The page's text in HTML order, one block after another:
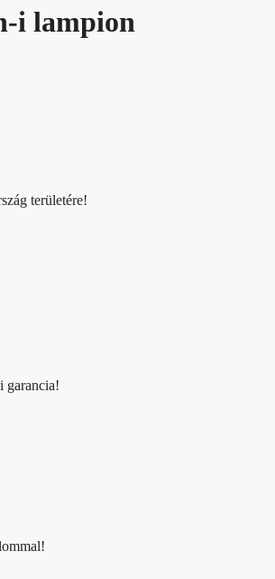
i lampion
területére!
garancia!